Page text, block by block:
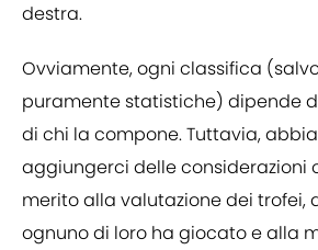
destra.
Ovviamente, ogni classifica
puramente statistiche) dipende
di chi la compone. Tuttavia,
aggiungerci delle considerazioni
merito alla valutazione dei trofei,
ognuno di loro ha giocato e alla